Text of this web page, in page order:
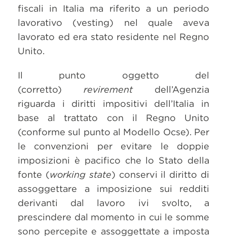
fiscali in Italia ma riferito a un periodo
lavorativo (vesting) nel quale aveva
lavorato ed era stato residente nel Regno
Unito.
Il punto oggetto del
(corretto) revirement dell’Agenzia
riguarda i diritti impositivi dell’Italia in
base al trattato con il Regno Unito
(conforme sul punto al Modello Ocse). Per
le convenzioni per evitare le doppie
imposizioni è pacifico che lo Stato della
fonte (working state) conservi il diritto di
assoggettare a imposizione sui redditi
derivanti dal lavoro ivi svolto, a
prescindere dal momento in cui le somme
sono percepite e assoggettate a imposta